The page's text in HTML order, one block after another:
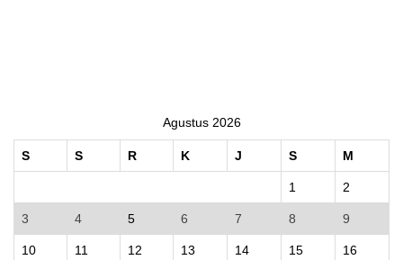
Agustus 2026
S S R K J S M
1 2
3 4 5 6 7 8 9
10 11 12 13 14 15 16